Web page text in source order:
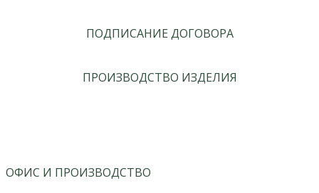
ПОДПИСАНИЕ ДОГОВОРА
ПРОИЗВОДСТВО ИЗДЕЛИЯ
ОФИС И ПРОИЗВОДСТВО